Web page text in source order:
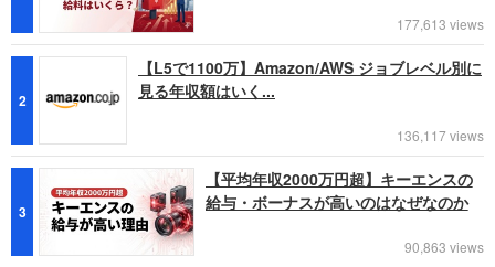
177,613 views
2
【L5で1100万】Amazon/AWS ジョブレベル別に
見る年収額はいく...
136,117 views
3
【平均年収2000万円超】キーエンスの
給与・ボーナスが高いのはなぜなのか
90,863 views